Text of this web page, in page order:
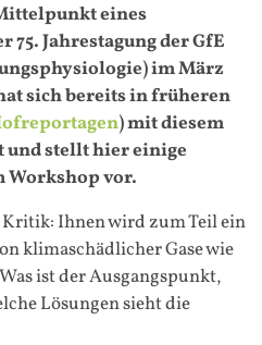
eines
Jahrestagung der GfE
im März
sich bereits in früheren
) mit diesem
und stellt hier einige
Workshop vor.
Ihnen wird zum Teil ein
klimaschädlicher Gase wie
ist der Ausgangspunkt,
Lösungen sieht die